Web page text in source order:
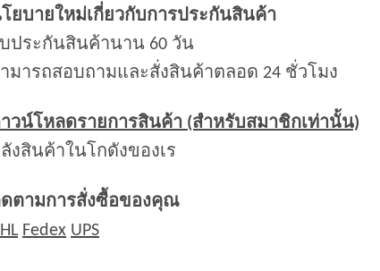
ยบายใหม่เกี่ยวกับการประกันสินค้า
ประกันสินค้านาน 60 วัน
มารถสอบถามและสั่งสินค้าตลอด 24 ชั่วโมง
วน์โหลดรายการสินค้า (สำหรับสมาชิกเท่านั้น)
งสินค้าในโกดังของเร
ตามการสั่งซื้อของคุณ
Fedex UPS